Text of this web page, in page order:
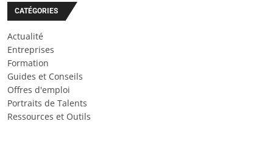
CATÉGORIES
Actualité
Entreprises
Formation
Guides et Conseils
Offres d'emploi
Portraits de Talents
Ressources et Outils